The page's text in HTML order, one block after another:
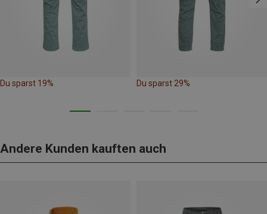
Du sparst 19% Du sparst 29%
Andere Kunden kauften auch